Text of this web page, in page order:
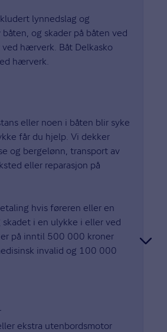
lynnedslag og
og skader på båten ved
hærverk. Båt Delkasko
hærverk.
eller noen i båten blir syke
får du hjelp. Vi dekker
og bergelønn, transport av
eller reparasjon på
hvis føreren eller en
skadet i en ulykke i eller ved
på inntil 500 000 kroner
invalid og 100 000
ekstra utenbordsmotor